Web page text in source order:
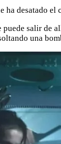
ha desatado el
salir de
una